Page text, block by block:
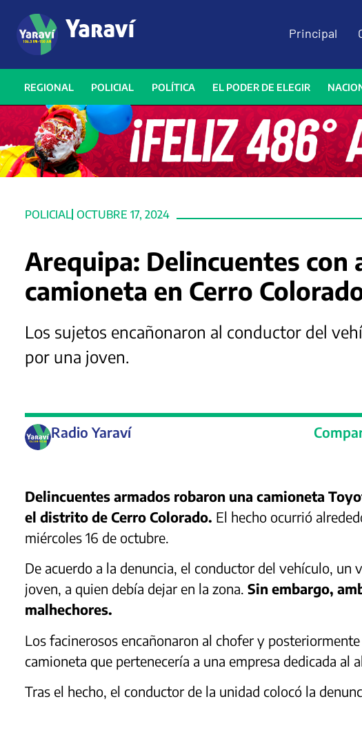
Principal
REGIONAL POLICIAL POLÍTICA EL PODER DE ELEGIR
POLICIAL OCTUBRE 17, 2024
Arequipa: Delincuentes con
camioneta en Cerro
Los sujetos encañonaron al conductor del
por una joven.
Radio Yaraví
Delincuentes armados robaron una camioneta
el distrito de Cerro Colorado. El hecho ocurrió
miércoles 16 de octubre.
De acuerdo a la denuncia, el conductor del vehículo, un
joven, a quien debía dejar en la zona. Sin embargo,
malhechores.
Los facinerosos encañonaron al chofer y
camioneta que pertenecería a una empresa dedicada al
Tras el hecho, el conductor de la unidad colocó la